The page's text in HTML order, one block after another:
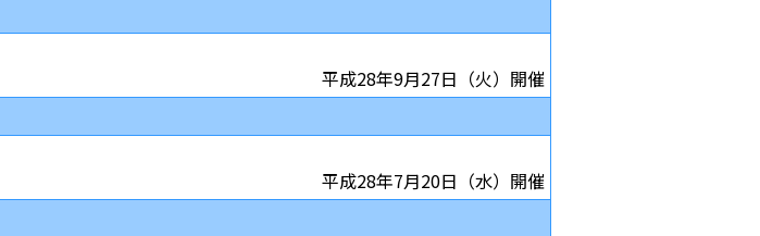
平成28年9月27日（火）開催
平成28年7月20日（水）開催